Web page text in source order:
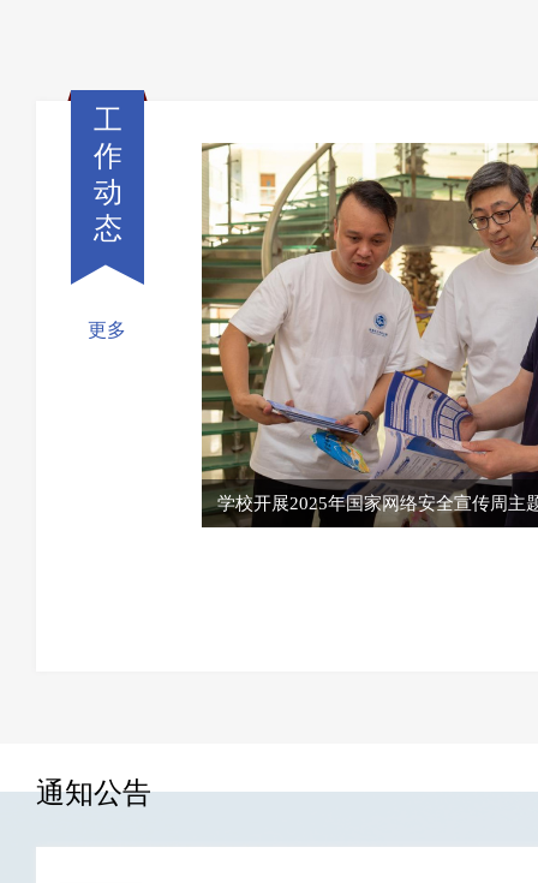
工
作
动
态
更多
学校开展2025年国家网络安全宣传周主
通知公告